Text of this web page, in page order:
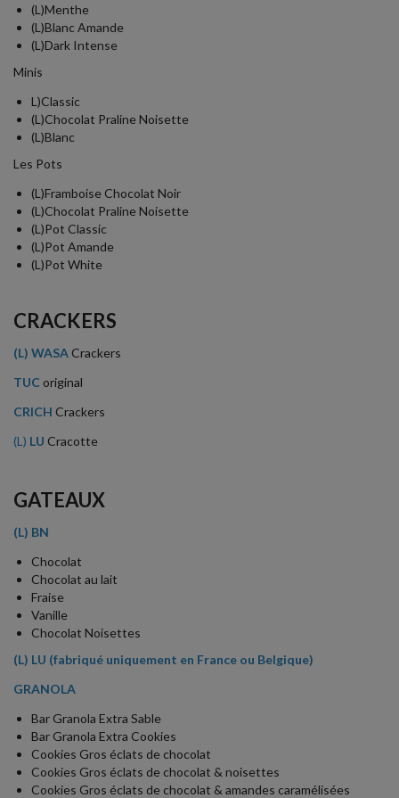
(L)Menthe
(L)Blanc Amande
(L)Dark Intense
Minis
L)Classic
(L)Chocolat Praline Noisette
(L)Blanc
Les Pots
(L)Framboise Chocolat Noir
(L)Chocolat Praline Noisette
(L)Pot Classic
(L)Pot Amande
(L)Pot White
CRACKERS
(L) WASA Crackers
TUC original
CRICH Crackers
(L) LU Cracotte
GATEAUX
(L) BN
Chocolat
Chocolat au lait
Fraise
Vanille
Chocolat Noisettes
(L) LU (fabriqué uniquement en France ou Belgique)
GRANOLA
Bar Granola Extra Sable
Bar Granola Extra Cookies
Cookies Gros éclats de chocolat
Cookies Gros éclats de chocolat & noisettes
Cookies Gros éclats de chocolat & amandes caramélisées